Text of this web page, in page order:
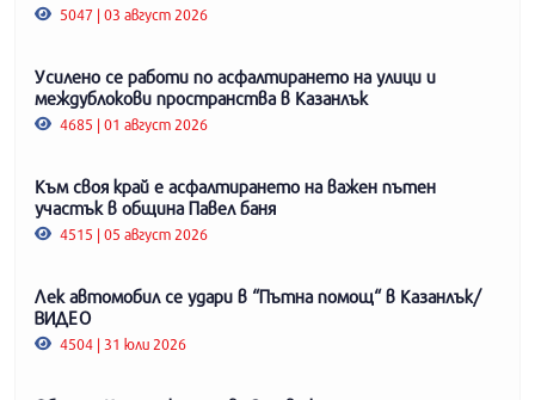
5047 | 03 август 2026
Усилено се работи по асфалтирането на улици и
междублокови пространства в Казанлък
4685 | 01 август 2026
Към своя край е асфалтирането на важен пътен
участък в община Павел баня
4515 | 05 август 2026
Лек автомобил се удари в “Пътна помощ“ в Казанлък/
ВИДЕО
4504 | 31 юли 2026